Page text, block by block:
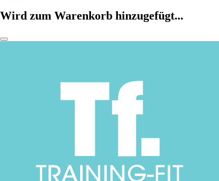
Wird zum Warenkorb hinzugefügt...